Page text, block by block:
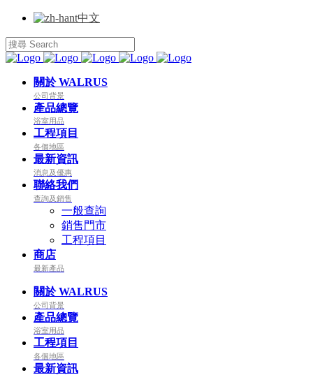
中文
關於 WALRUS
公司背景
產品總覽
浴室用品
工程項目
各個地區
最新資訊
消息及優惠
聯絡我們
查詢及銷售
一般查詢
銷售門市
工程項目
商店
最新產品
關於 WALRUS
公司背景
產品總覽
浴室用品
工程項目
各個地區
最新資訊